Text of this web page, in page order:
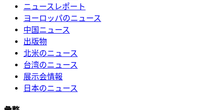
ニュースレポート
ヨーロッパのニュース
中国ニュース
出版物
北米のニュース
台湾のニュース
展示会情報
日本のニュース